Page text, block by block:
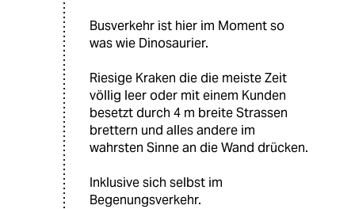
Busverkehr ist hier im Moment so
was wie Dinosaurier.
Riesige Kraken die die meiste Zeit
völlig leer oder mit einem Kunden
besetzt durch 4 m breite Strassen
brettern und alles andere im
wahrsten Sinne an die Wand drücken.
Inklusive sich selbst im
Begenungsverkehr.